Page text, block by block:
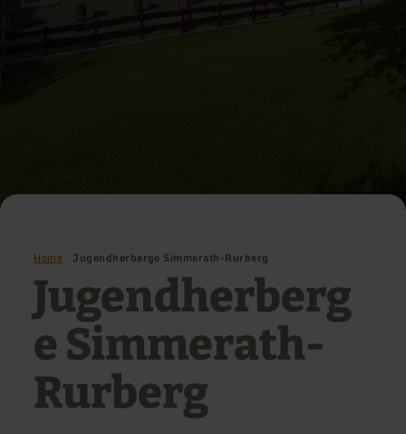
Home Jugendherberge Simmerath-Rurberg
Jugendherberg
e Simmerath-
Rurberg